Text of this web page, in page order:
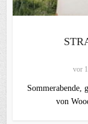
vor
Sommerabende,
von